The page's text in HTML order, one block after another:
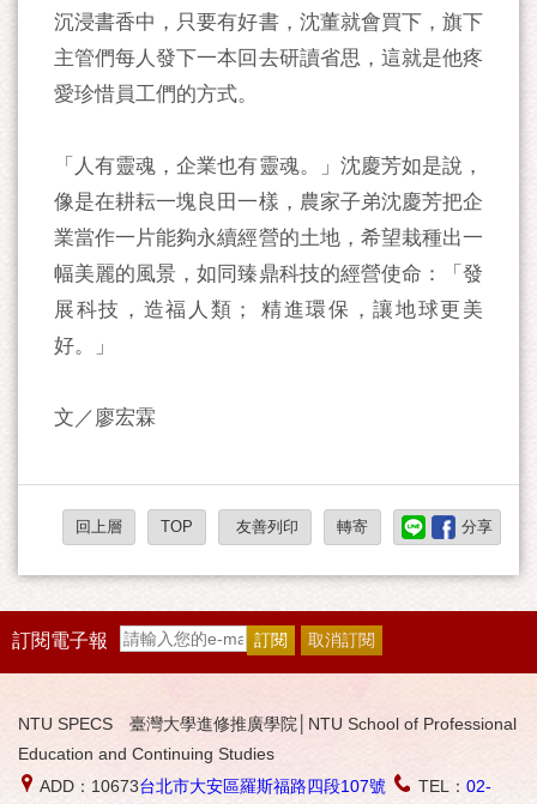
沉浸書香中，只要有好書，沈董就會買下，旗下
主管們每人發下一本回去研讀省思，這就是他疼
愛珍惜員工們的方式。
「人有靈魂，企業也有靈魂。」沈慶芳如是說，
像是在耕耘一塊良田一樣，農家子弟沈慶芳把企
業當作一片能夠永續經營的土地，希望栽種出一
幅美麗的風景，如同臻鼎科技的經營使命：「發
展科技，造福人類； 精進環保，讓地球更美
好。」
文／廖宏霖
回上層 TOP 友善列印 轉寄 分享
訂閱電子報
NTU SPECS 臺灣大學進修推廣學院│NTU School of Professional
Education and Continuing Studies
ADD：10673台北市大安區羅斯福路四段107號 TEL： 02-